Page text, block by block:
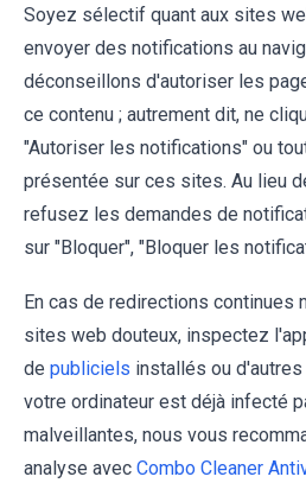
Soyez sélectif quant aux sites
envoyer des notifications au
déconseillons d'autoriser les
ce contenu ; autrement dit, ne
"Autoriser les notifications" ou
présentée sur ces sites. Au lieu
refusez les demandes de
sur "Bloquer", "Bloquer les
En cas de redirections
sites web douteux, inspectez
de publiciels installés ou
votre ordinateur est déjà infecté
malveillantes, nous vous
analyse avec Combo Cleaner